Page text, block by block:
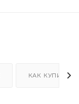
КАК КУПИТЬ